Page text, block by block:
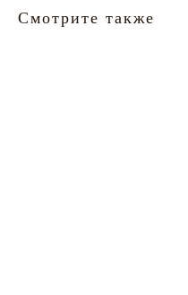
Смотрите также